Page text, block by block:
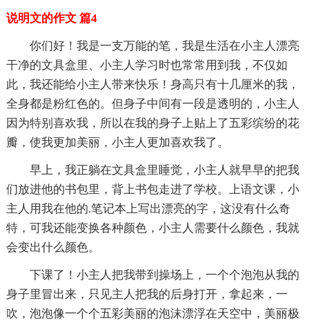
说明文的作文 篇4
你们好！我是一支万能的笔，我是生活在小主人漂亮
干净的文具盒里、小主人学习时也常常用到我，不仅如
此，我还能给小主人带来快乐！身高只有十几厘米的我，
全身都是粉红色的。但身子中间有一段是透明的，小主人
因为特别喜欢我，所以在我的身子上贴上了五彩缤纷的花
瓣，使我更加美丽，小主人更加喜欢我了。
早上，我正躺在文具盒里睡觉，小主人就早早的把我
们放进他的书包里，背上书包走进了学校。上语文课，小
主人用我在他的.笔记本上写出漂亮的字，这没有什么奇
特，可我还能变换各种颜色，小主人需要什么颜色，我就
会变出什么颜色。
下课了！小主人把我带到操场上，一个个泡泡从我的
身子里冒出来，只见主人把我的后身打开，拿起来，一
吹，泡泡像一个个五彩美丽的泡沫漂浮在天空中，美丽极